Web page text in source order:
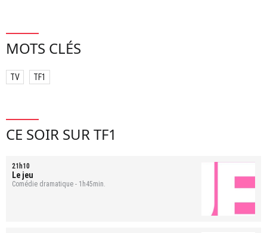
MOTS CLÉS
TV TF1
CE SOIR SUR TF1
21h10
Le jeu
Comédie dramatique - 1h45min.